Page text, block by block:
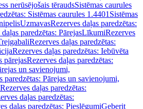
nerūsējošais tēraudsSistēmas caurules
Sistēmas caurules 1.4401 Sistēmas
UzmavasRezerves daļas paredzētas:
paredzētas: PārejasLīkumiRezerves
Rezerves daļas paredzētas:
Rezerves daļas paredzētas: Iebūvēta
pārejasRezerves daļas paredzētas:
un savienojumi,
paredzētas: Pārejas un savienojumi,
Rezerves daļas paredzētas:
daļas paredzētas:
daļas paredzētas: PieslēgumiGeberit